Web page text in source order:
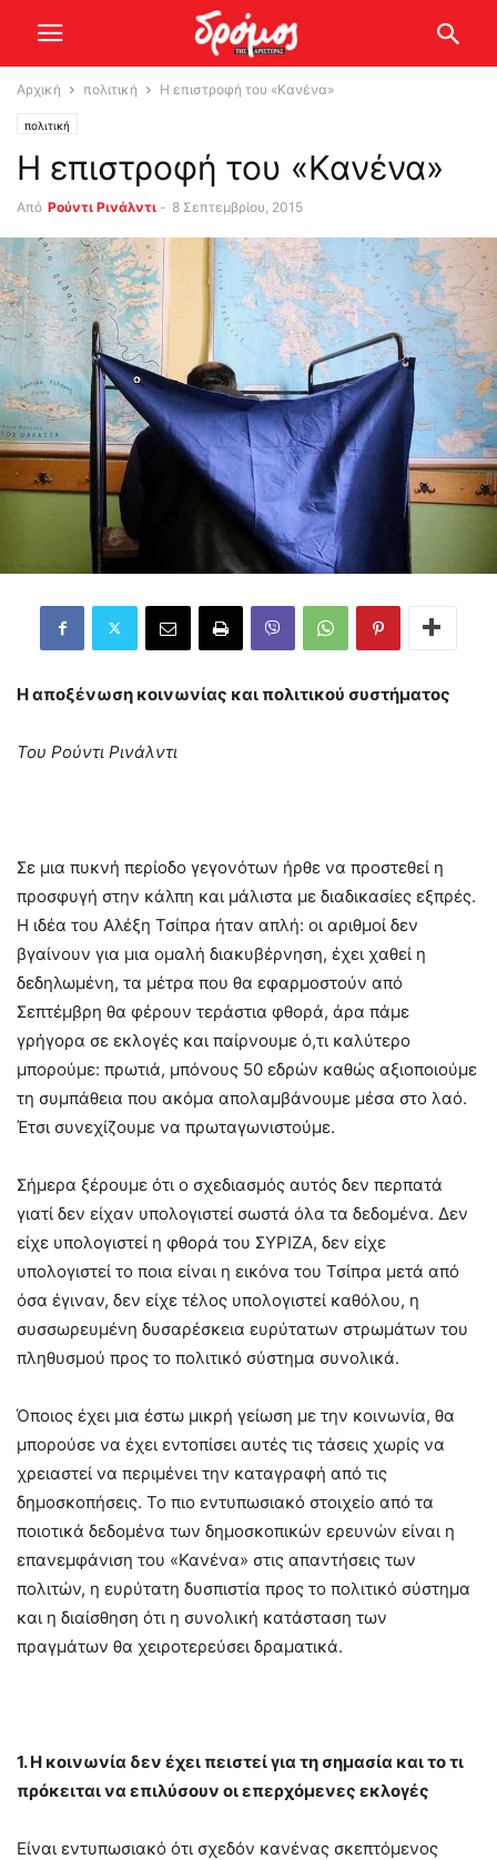
Αρχική πολιτική Η επιστροφή του «Κανένα»
πολιτική
Η επιστροφή του «Κανένα»
Από Ρούντι Ρινάλντι - 8 Σεπτεμβρίου, 2015
Η αποξένωση κοινωνίας και πολιτικού συστήματος
Του Ρούντι Ρινάλντι
Σε μια πυκνή περίοδο γεγονότων ήρθε να προστεθεί η
προσφυγή στην κάλπη και μάλιστα με διαδικασίες εξπρές.
Η ιδέα του Αλέξη Τσίπρα ήταν απλή: οι αριθμοί δεν
βγαίνουν για μια ομαλή διακυβέρνηση, έχει χαθεί η
δεδηλωμένη, τα μέτρα που θα εφαρμοστούν από
Σεπτέμβρη θα φέρουν τεράστια φθορά, άρα πάμε
γρήγορα σε εκλογές και παίρνουμε ό,τι καλύτερο
μπορούμε: πρωτιά, μπόνους 50 εδρών καθώς αξιοποιούμε
τη συμπάθεια που ακόμα απολαμβάνουμε μέσα στο λαό.
Έτσι συνεχίζουμε να πρωταγωνιστούμε.
Σήμερα ξέρουμε ότι ο σχεδιασμός αυτός δεν περπατά
γιατί δεν είχαν υπολογιστεί σωστά όλα τα δεδομένα. Δεν
είχε υπολογιστεί η φθορά του ΣΥΡΙΖΑ, δεν είχε
υπολογιστεί το ποια είναι η εικόνα του Τσίπρα μετά από
όσα έγιναν, δεν είχε τέλος υπολογιστεί καθόλου, η
συσσωρευμένη δυσαρέσκεια ευρύτατων στρωμάτων του
πληθυσμού προς το πολιτικό σύστημα συνολικά.
Όποιος έχει μια έστω μικρή γείωση με την κοινωνία, θα
μπορούσε να έχει εντοπίσει αυτές τις τάσεις χωρίς να
χρειαστεί να περιμένει την καταγραφή από τις
δημοσκοπήσεις. Το πιο εντυπωσιακό στοιχείο από τα
ποιοτικά δεδομένα των δημοσκοπικών ερευνών είναι η
επανεμφάνιση του «Κανένα» στις απαντήσεις των
πολιτών, η ευρύτατη δυσπιστία προς το πολιτικό σύστημα
και η διαίσθηση ότι η συνολική κατάσταση των
πραγμάτων θα χειροτερεύσει δραματικά.
1. Η κοινωνία δεν έχει πειστεί για τη σημασία και το τι
πρόκειται να επιλύσουν οι επερχόμενες εκλογές
Είναι εντυπωσιακό ότι σχεδόν κανένας σκεπτόμενος